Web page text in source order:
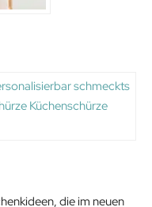
die im neuen